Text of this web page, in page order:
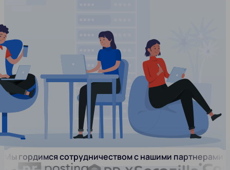
Мы гордимся сотрудничеством с нашими партнерами: